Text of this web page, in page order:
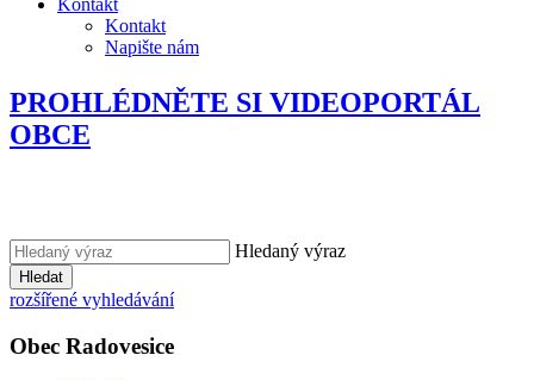
Kontakt
Kontakt
Napište nám
PROHLÉDNĚTE SI VIDEOPORTÁL
OBCE
Hledaný výraz
Hledat
rozšířené vyhledávání
Obec Radovesice